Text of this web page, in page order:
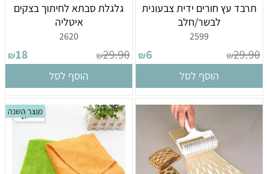
תרבד עץ חורים ידית צבעונית
לבשר/חלב
2599
₪29.90
₪6
הוסף לסל
גלגלת סבתא לחיתוך בצקים
איטליה
2620
₪29.90
₪18
הוסף לסל
מוצר השנה